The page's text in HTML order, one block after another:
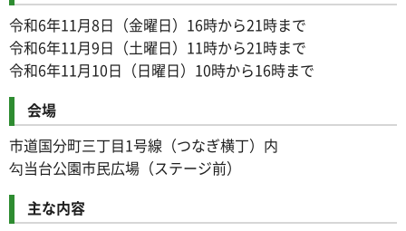
令和6年11月8日（金曜日）16時から21時まで
令和6年11月9日（土曜日）11時から21時まで
令和6年11月10日（日曜日）10時から16時まで
会場
市道国分町三丁目1号線（つなぎ横丁）内
勾当台公園市民広場（ステージ前）
主な内容